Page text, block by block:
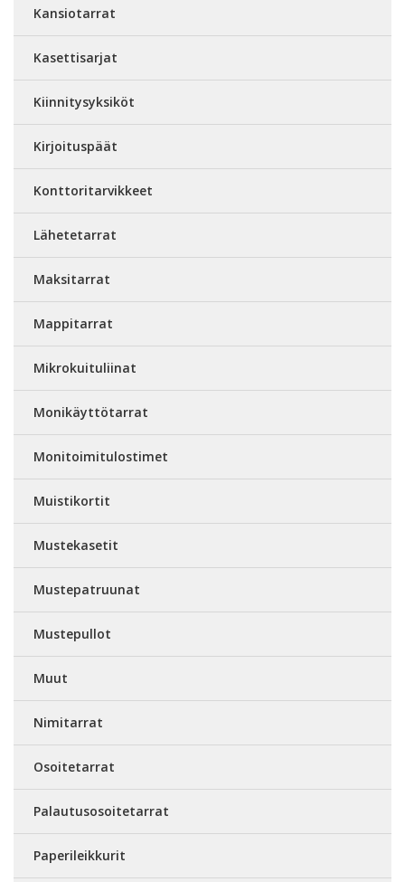
Kansiotarrat
Kasettisarjat
Kiinnitysyksiköt
Kirjoituspäät
Konttoritarvikkeet
Lähetetarrat
Maksitarrat
Mappitarrat
Mikrokuituliinat
Monikäyttötarrat
Monitoimitulostimet
Muistikortit
Mustekasetit
Mustepatruunat
Mustepullot
Muut
Nimitarrat
Osoitetarrat
Palautusosoitetarrat
Paperileikkurit